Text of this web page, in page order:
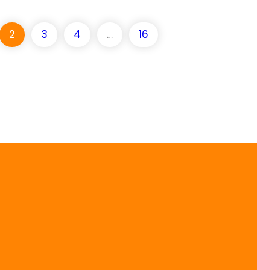
2 3 4 … 16